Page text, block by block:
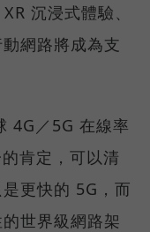
沉浸式體驗、
網路將成為支
4G／5G 在線率
肯定，可以清
更快的 5G，而
世界級網路架